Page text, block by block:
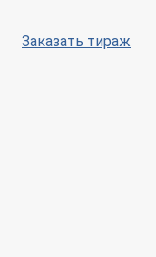
Заказать тираж